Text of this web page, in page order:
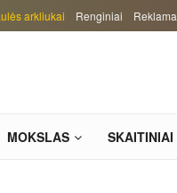
arkliukai Renginiai Reklama
MOKSLAS SKAITINIAI